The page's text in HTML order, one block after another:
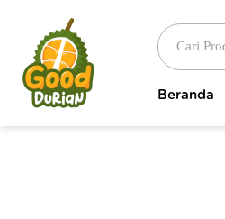
Beranda